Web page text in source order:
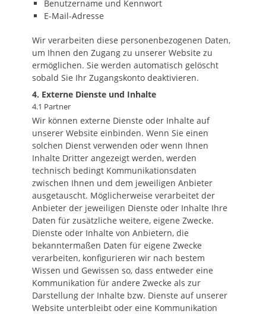
Benutzername und Kennwort
E-Mail-Adresse
Wir verarbeiten diese personenbezogenen Daten,
um Ihnen den Zugang zu unserer Website zu
ermöglichen. Sie werden automatisch gelöscht
sobald Sie Ihr Zugangskonto deaktivieren.
4. Externe Dienste und Inhalte
4.1 Partner
Wir können externe Dienste oder Inhalte auf
unserer Website einbinden. Wenn Sie einen
solchen Dienst verwenden oder wenn Ihnen
Inhalte Dritter angezeigt werden, werden
technisch bedingt Kommunikationsdaten
zwischen Ihnen und dem jeweiligen Anbieter
ausgetauscht. Möglicherweise verarbeitet der
Anbieter der jeweiligen Dienste oder Inhalte Ihre
Daten für zusätzliche weitere, eigene Zwecke.
Dienste oder Inhalte von Anbietern, die
bekanntermaßen Daten für eigene Zwecke
verarbeiten, konfigurieren wir nach bestem
Wissen und Gewissen so, dass entweder eine
Kommunikation für andere Zwecke als zur
Darstellung der Inhalte bzw. Dienste auf unserer
Website unterbleibt oder eine Kommunikation